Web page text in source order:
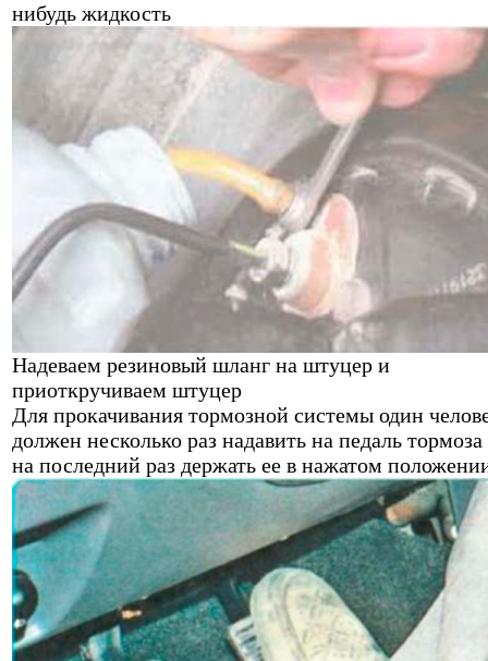
нибудь жидкость
Надеваем резиновый шланг на штуцер и
приоткручиваем штуцер
Для прокачивания тормозной системы один
должен несколько раз надавить на педаль
на последний раз держать ее в нажатом